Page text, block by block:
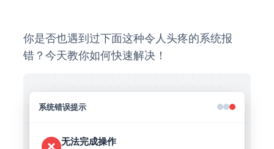
你是否也遇到过下面这种令人头疼的系统报
错？今天教你如何快速解决！
系统错误提示
无法完成操作